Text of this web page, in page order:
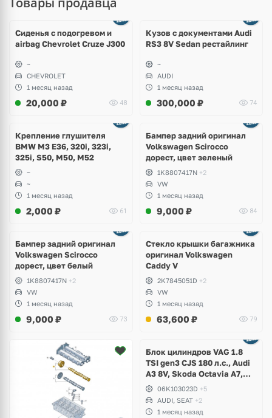
Сиденья с подогревом и
airbag Chevrolet Cruze J300
~
CHEVROLET
1 месяц назад
20,000 ₽ 48
Кузов с документами Audi
RS3 8V Sedan рестайлинг
~
AUDI
1 месяц назад
300,000 ₽ 74
Крепление глушителя
BMW M3 E36, 320i, 323i,
325i, S50, M50, M52
~
~
1 месяц назад
2,000 ₽ 61
Бампер задний оригинал
Volkswagen Scirocco
дорест, цвет зеленый
1K8807417N +2
VW
1 месяц назад
9,000 ₽ 84
Бампер задний оригинал
Volkswagen Scirocco
дорест, цвет белый
1K8807417N +2
VW
1 месяц назад
9,000 ₽ 73
Стекло крышки багажника
оригинал Volkswagen
Caddy V
2K7845051D +2
VW
1 месяц назад
63,600 ₽ 79
2 фото
Блок цилиндров VAG 1.8
TSI gen3 CJS 180 л.с., Audi
A3 8V, Skoda Octavia A7,
Superb, Volkswagen Passat
B8, Golf VII Alltrack, Seat
Leon
06K103023D +5
AUDI, SEAT +2
1 месяц назад